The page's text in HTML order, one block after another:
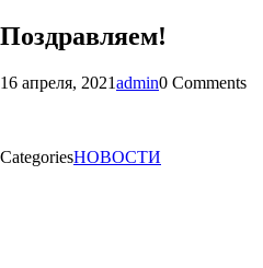
Поздравляем!
16 апреля, 2021admin0 Comments
CategoriesНОВОСТИ